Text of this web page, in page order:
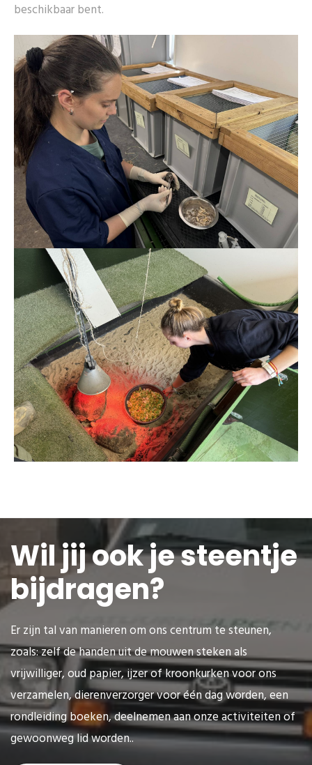
beschikbaar bent.
Wil jij ook je steentje
bijdragen?
Er zijn tal van manieren om ons centrum te steunen,
zoals: zelf de handen uit de mouwen steken als
vrijwilliger, oud papier, ijzer of kroonkurken voor ons
verzamelen, dierenverzorger voor één dag worden, een
rondleiding boeken, deelnemen aan onze activiteiten of
gewoonweg lid worden..